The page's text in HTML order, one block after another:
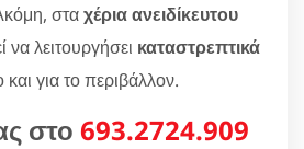
σταχέρια ανειδίκευτου
να λειτουργήσει καταστρεπτικά
για το περιβάλλον.
στο 693.2724.909